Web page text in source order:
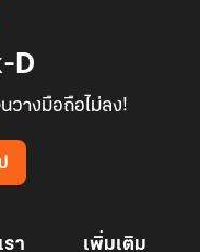
D
วางมือถือไม่ลง!
า เพิ่มเติม